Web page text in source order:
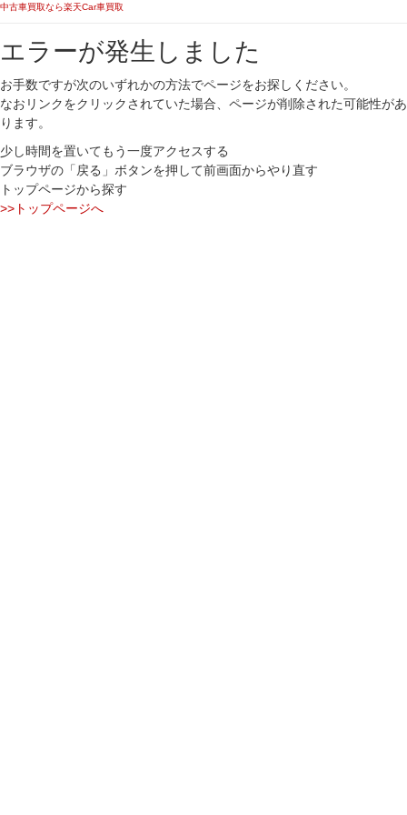
中古車買取なら楽天Car車買取
エラーが発生しました
お手数ですが次のいずれかの方法でページをお探しください。
なおリンクをクリックされていた場合、ページが削除された可能性があ
ります。
少し時間を置いてもう一度アクセスする
ブラウザの「戻る」ボタンを押して前画面からやり直す
トップページから探す
>>トップページへ